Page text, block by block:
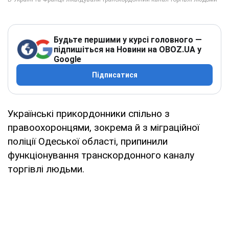
Будьте першими у курсі головного —
підпишіться на Новини на OBOZ.UA у
Google
Підписатися
Українські прикордонники спільно з
правоохоронцями, зокрема й з міграційної
поліції Одеської області, припинили
функціонування транскордонного каналу
торгівлі людьми.